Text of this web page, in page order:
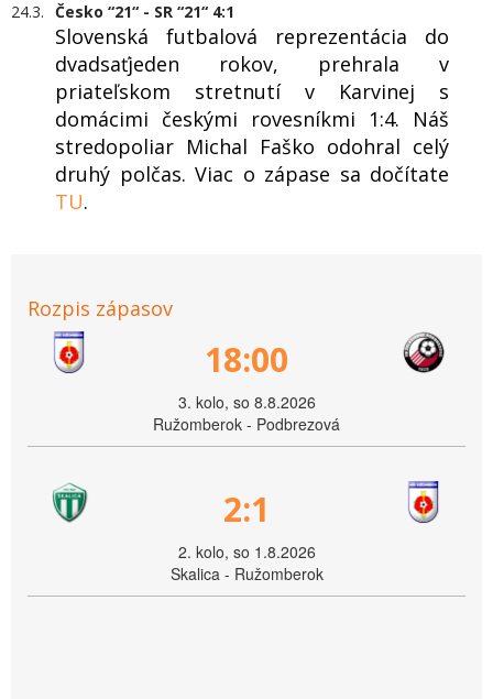
24.3. Česko “21“ - SR “21“ 4:1
Slovenská futbalová reprezentácia do
dvadsaťjeden rokov, prehrala v
priateľskom stretnutí v Karvinej s
domácimi českými rovesníkmi 1:4. Náš
stredopoliar Michal Faško odohral celý
druhý polčas. Viac o zápase sa dočítate
TU.
Rozpis zápasov
18:00
3. kolo, so 8.8.2026
Ružomberok - Podbrezová
2:1
2. kolo, so 1.8.2026
Skalica - Ružomberok